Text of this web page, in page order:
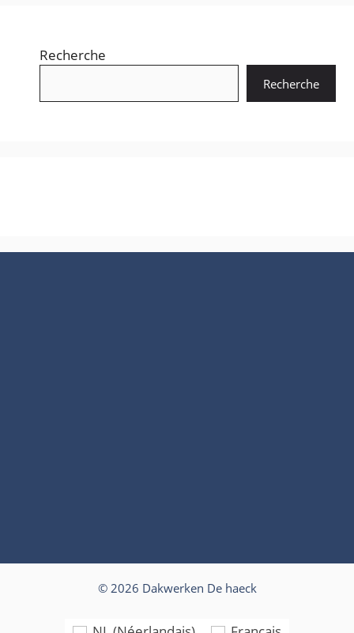
Recherche
Recherche
© 2026 Dakwerken De haeck